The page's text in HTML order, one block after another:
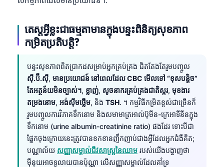
តេស្តអ្វីខ្លះជាធម្មតាមានក្នុងបន្ទះពិនិត្យសុខភាព
កម្រិតប្រតិបត្តិ?
បន្ទះសុខភាពពិតប្រាកដសម្រាប់អ្នកគ្រប់គ្រង ជិតតែងតែរួមបញ្ចូល
ស៊ី.ប៊ី.ស៊ី, មានប្រយោជន៍ នៅពេលដែល CBC មើលទៅ “ខុសបន្តិច”
តែអត្ថន័យមិនច្បាស់។, ខ្លាញ់, សូចនាករគ្រប់គ្រងជាតិស្ករ, មុខងារ
តម្រងនោម, អង់ស៊ីមថ្លើម, និង TSH. ។ កម្មវិធីកម្រិតខ្ពស់ជាច្រើនក៏
រួមបញ្ចូលការវិភាគទឹកនោម និងសមាមាត្រអាល់ប៊ុមីន-ក្រេអាទីនីនក្នុង
ទឹកនោម (urine albumin-creatinine ratio) ផងដែរ ទោះបីជា
ផ្នែកចុងក្រោយនេះត្រូវបានខកខានញឹកញាប់ជាងអ្វីដែលអ្នកជំងឺគិត;
បណ្ណាល័យ សញ្ញាសម្គាល់ជីវសាស្ត្រនៃឈាម របស់យើងបង្ហាញថា
ម៉ឺនុយអាចទូលាយបានប៉ុណ្ណា លើសញ្ញាសម្គាល់ដែលគាំទ្រ